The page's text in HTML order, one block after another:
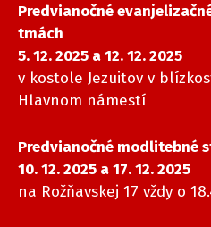
Predvianočné
tmách
5. 12. 2025 a 12. 12. 2025
v kostole Jezuitov v
Hlavnom námestí
Predvianočné modlitebné
10. 12. 2025 a 17. 12. 2025
na Rožňavskej 17 vždy o